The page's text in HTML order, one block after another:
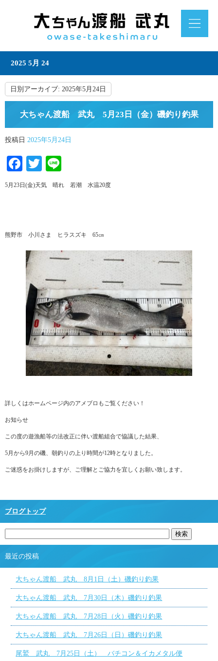
2025 5月 24
日別アーカイブ: 2025年5月24日
大ちゃん渡船 武丸 5月23日（金）磯釣り釣果
投稿日 2025年5月24日
Facebook
Twitter
5月23日(金)天気 晴れ 若潮 水温20度
熊野市 小川さま ヒラスズキ 65㎝
詳しくはホームページ内のアメブロもご覧ください！
お知らせ
この度の遊漁船等の法改正に伴い渡船組合で協議した結果、
5月から9月の磯、朝釣りの上り時間が12時となりました。
ご迷惑をお掛けしますが、ご理解とご協力を宜しくお願い致します。
ブログトップ
最近の投稿
大ちゃん渡船 武丸 8月1日（土）磯釣り釣果
大ちゃん渡船 武丸 7月30日（木）磯釣り釣果
大ちゃん渡船 武丸 7月28日（火）磯釣り釣果
大ちゃん渡船 武丸 7月26日（日）磯釣り釣果
尾鷲 武丸 7月25日（土） バチコン＆イカメタル便